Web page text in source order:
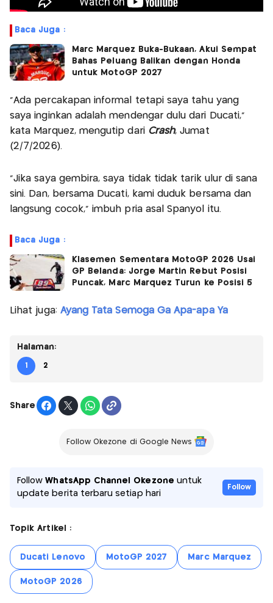
Baca Juga :
Marc Marquez Buka-Bukaan, Akui Sempat
Bahas Peluang Balikan dengan Honda
untuk MotoGP 2027
“Ada percakapan informal tetapi saya tahu yang
saya inginkan adalah mendengar dulu dari Ducati,”
kata Marquez, mengutip dari Crash, Jumat
(2/7/2026).
“Jika saya gembira, saya tidak tidak tarik ulur di sana
sini. Dan, bersama Ducati, kami duduk bersama dan
langsung cocok,” imbuh pria asal Spanyol itu.
Baca Juga :
Klasemen Sementara MotoGP 2026 Usai
GP Belanda: Jorge Martin Rebut Posisi
Puncak, Marc Marquez Turun ke Posisi 5
Lihat juga: Ayang Tata Semoga Ga Apa-apa Ya
Halaman:
1 2
Share
Follow Okezone di Google News
FollowWhatsApp Channel Okezone untuk
update berita terbaru setiap hari
Follow
Topik Artikel :
Ducati Lenovo MotoGP 2027 Marc Marquez
MotoGP 2026